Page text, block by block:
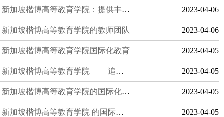
新加坡楷博高等教育学院：提供丰富的学术资源 2023-04-06
新加坡楷博高等教育学院的教师团队 2023-04-06
新加坡楷博高等教育学院国际化教育 2023-04-05
新加坡楷博高等教育学院 ——追求卓越的教育理念 2023-04-05
新加坡楷博高等教育学院的国际化教育 2023-04-05
新加坡楷博高等教育学院 的国际化特色 2023-04-05